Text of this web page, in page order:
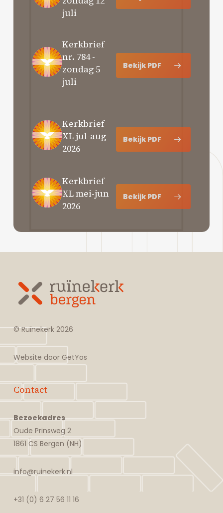
juli
Kerkbrief
nr. 784 -
zondag 5
juli
Bekijk PDF
Kerkbrief
XL jul-aug
2026
Bekijk PDF
Kerkbrief
XL mei-jun
2026
Bekijk PDF
© Ruïnekerk 2026
Website doorGetYos
Contact
Bezoekadres
Oude Prinsweg 2
1861 CS Bergen (NH)
info@ruinekerk.nl
+31 (0) 6 27 56 11 16